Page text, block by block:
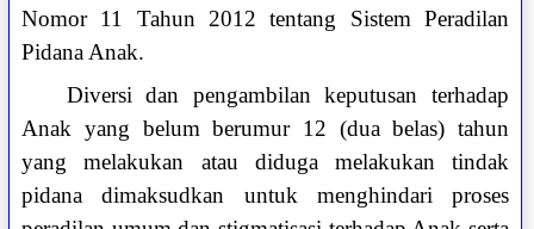
Nomor 11 Tahun 2012 tentang Sistem Peradilan
Pidana Anak.
Diversi dan pengambilan keputusan terhadap
Anak yang belum berumur 12 (dua belas) tahun
yang melakukan atau diduga melakukan tindak
pidana dimaksudkan untuk menghindari proses